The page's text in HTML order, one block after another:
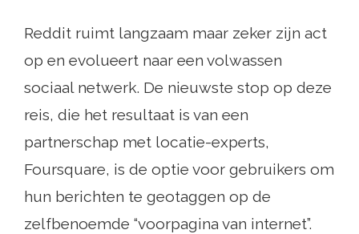
Reddit ruimt langzaam maar zeker zijn act
op en evolueert naar een volwassen
sociaal netwerk. De nieuwste stop op deze
reis, die het resultaat is van een
partnerschap met locatie-experts,
Foursquare, is de optie voor gebruikers om
hun berichten te geotaggen op de
zelfbenoemde “voorpagina van internet”.